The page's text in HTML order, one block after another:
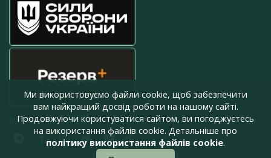
press@armyinform.com.ua
Ми використовуємо файли cookie, щоб забезпечити
вам найкращий досвід роботи на нашому сайті.
Продовжуючи користуватися сайтом, ви погоджуєтесь
на використання файлів cookie. Детальніше про
політику використання файлів cookie.